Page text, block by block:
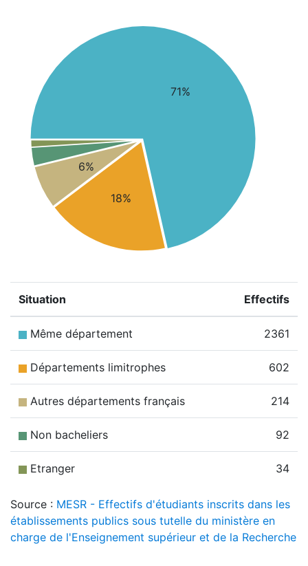
71%
18%
6%
Situation Effectifs
Même département 2361
Départements limitrophes 602
Autres départements français 214
Non bacheliers 92
Etranger 34
Source : MESR - Effectifs d'étudiants inscrits dans les
établissements publics sous tutelle du ministère en
charge de l'Enseignement supérieur et de la Recherche